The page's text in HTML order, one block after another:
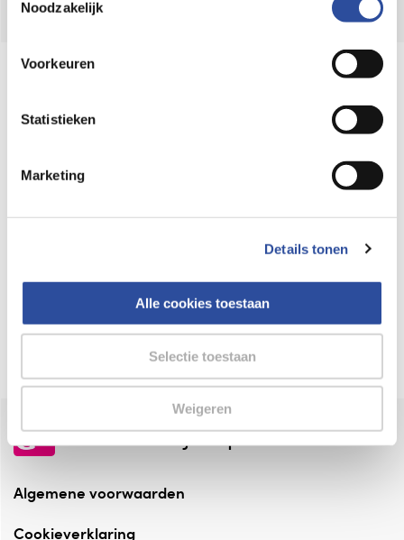
en de bewaartermijnen per categorie. Je kunt je keuze op
gegevensverwerking staat in de
Privacyverklaring
Noodzakelijk
Voorkeuren
Statistieken
Marketing
Details tonen
Alle cookies toestaan
Selectie toestaan
Weigeren
Online aanbieder medicijnen
webshop mag verkopen.
⁠Verantwoorde zorg, ⁠ook online.
Altijd onze folder bij de hand
Check onze folders ⁠bij AlleFolders.
de vriendelijke specialist
Algemene voorwaarden
Cookieverklaring